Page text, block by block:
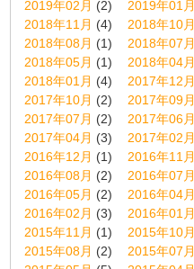
2019年02月 (2) 2019年01月
2018年11月 (4) 2018年10月
2018年08月 (1) 2018年07月
2018年05月 (1) 2018年04月
2018年01月 (4) 2017年12月
2017年10月 (2) 2017年09月
2017年07月 (2) 2017年06月
2017年04月 (3) 2017年02月
2016年12月 (1) 2016年11月
2016年08月 (2) 2016年07月
2016年05月 (2) 2016年04月
2016年02月 (3) 2016年01月
2015年11月 (1) 2015年10月
2015年08月 (2) 2015年07月